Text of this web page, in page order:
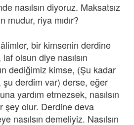
nasılsın diyoruz. Maksatsız
mudur, riya mıdır?
bir kimsenin derdine
olsun diye nasılsın
dediğimiz kimse, (Şu kadar
şu derdim var) derse, eğer
yardım etmezsek, nasılsın
şey olur. Derdine deva
nasılsın demeliyiz. Nasılsın